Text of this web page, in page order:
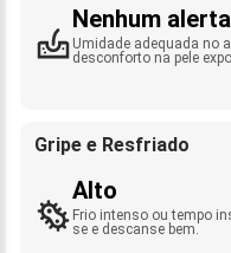
Nenhum alerta
Umidade adequada no
desconforto na pele
Gripe e Resfriado
Alto
Frio intenso ou tempo
se e descanse bem.